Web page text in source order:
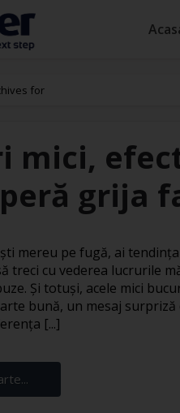
for
mici,
grija
mereu pe fugă, ai
treci cu vederea lucrurile
Și totuși, acele mici
bună, un mesaj surpriză
[...]